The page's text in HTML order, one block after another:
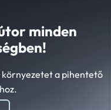
a pihentető